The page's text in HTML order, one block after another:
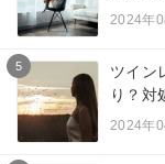
2024年
5
ツイン
り？対
2024年